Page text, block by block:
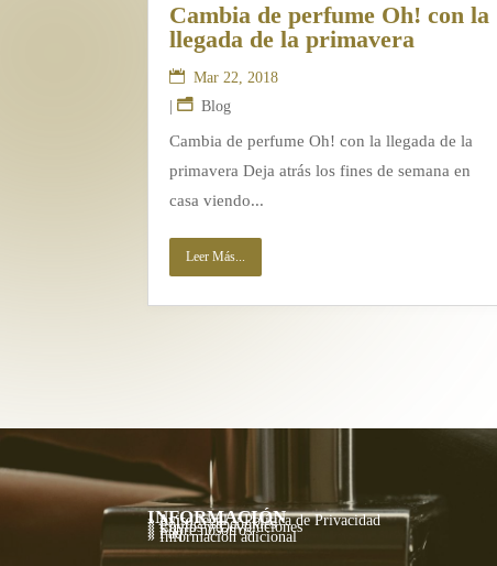
Cambia de perfume Oh! con la
llegada de la primavera
Mar 22, 2018
|
Blog
Cambia de perfume Oh! con la llegada de la
primavera Deja atrás los fines de semana en
casa viendo...
Leer Más...
INFORMACIÓN
» Aviso legal y Política de Privacidad
» Política de cookies
» Envíos y Devoluciones
» Sobre nosotros
» Faq
» Información adicional